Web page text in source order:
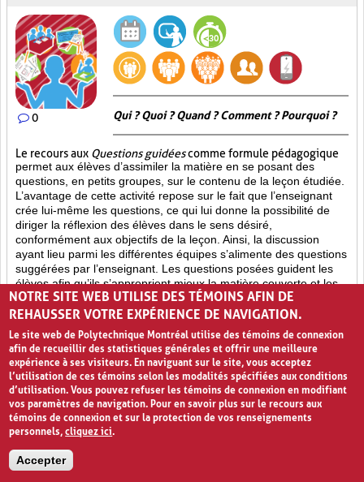
0 Qui ? Quoi ? Quand ? Comment ? Pourquoi ?
Le recours aux Questions guidéescomme formule pédagogique
permet aux élèves d’assimiler la matière en se posant des
questions, en petits groupes, sur le contenu de la leçon étudiée.
L’avantage de cette activité repose sur le fait que l’enseignant
crée lui-même les questions, ce qui lui donne la possibilité de
diriger la réflexion des élèves dans le sens désiré,
conformément aux objectifs de la leçon. Ainsi, la discussion
ayant lieu parmi les différentes équipes s’alimente des questions
suggérées par l’enseignant. Les questions posées guident les
élèves afin qu’ils s’approprient mieux la matière couverte et les
aident à approfondir leur réflexion sur le sujet.
Participation active (6) Partage (13)
Approfondissement des connaissances (17)
PAGES
« ‹ 1 2 3 4 › »
NOTRE SITE WEB UTILISE DES TÉMOINS AFIN DE
REHAUSSER VOTRE EXPÉRIENCE DE NAVIGATION.
Le site web de Polytechnique Montréal utilise des témoins de connexion
afin de recueillir des statistiques générales et offrir une meilleure
expérience à ses visiteurs. En naviguant sur le site, vous acceptez
l’utilisation de ces témoins selon les modalités spécifiées aux conditions
d’utilisation. Vous pouvez refuser les témoins de connexion en modifiant
vos paramètres de navigation. Pour en savoir plus sur le recours aux
témoins de connexion et sur la protection de vos renseignements
personnels,cliquez ici.
Accepter